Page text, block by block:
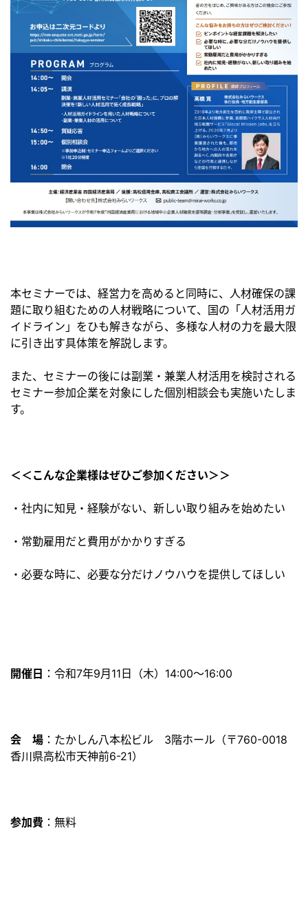
本セミナーでは、経営力を高めると同時に、人材確保の課
題に取り組むための人材戦略について、国の「人材活用ガ
イドライン」をひも解きながら、多様な人材の力を最大限
に引き出す具体策を解説します。
また、セミナーの後には副業・兼業人材活用を検討される
セミナー参加企業を対象にした個別相談会も実施いたしま
す。
＜＜こんな企業様はぜひご参加ください＞＞
・社内に知見・経験がない、新しい取り組みを始めたい
・常勤雇用だと費用がかかりすぎる
・必要な時に、必要な分だけノウハウを提供してほしい
開催日 ：令和7年9月11日（木）14:00～16:00
会 場 ：たかしん八本松ビル 3階ホール（〒760-0018
香川県高松市天神前6-21）
参加費 ：無料